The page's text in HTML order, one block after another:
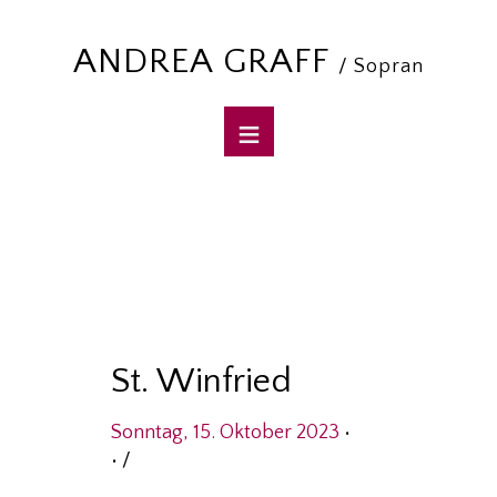
ANDREA GRAFF / Sopran
St. Winfried
Sonntag, 15. Oktober 2023 •
• /